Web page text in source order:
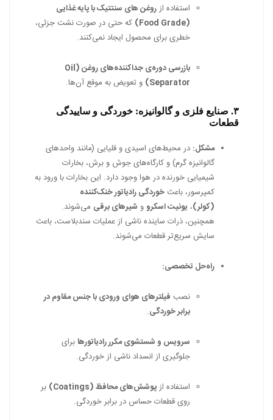
استفاده ازروغن های سنتتیک با پایه غذایی
(Food Grade)
که حتی در صورت نشت جزئی،
خطری برای محصول ایجاد نمی‌کنند.
بازرسی دوره‌ی جداکننده‌های روغن (Oil
Separator) و تعویض به موقع آن‌ها.
۳. صنایع فلزی و گالوانیزه: خوردگی و ساییدگی
قطعات
مشکل: در محیط‌های اسیدی و قلیایی (مانند واحدهای
گالوانیزه گرم) و کارگاه‌های جوش و برش، بخارات
شیمیایی خورنده در هوا وجود دارد. این بخارات با ورود به
کمپرسور، باعث خوردگی رادیاتور خنک‌کننده
(کولر)، یونیت اسکروو شیرهای برقی می‌شوند.
همچنین، ذرات ساینده ناشی از عملیات سندبلاست، باعث
سایش سریع‌تر قطعات می‌شوند.
راه‌حل تخصصی:
نصب فیلترهای هوای ورودی با جنس مقاوم در
برابر خوردگی.
سرویس و شستشوی مکرر رادیاتورها برای
جلوگیری از انسداد ناشی از خوردگی.
استفاده ازپوشش‌های محافظ (Coatings)
بر
روی قطعات حساس در برابر خوردگی.